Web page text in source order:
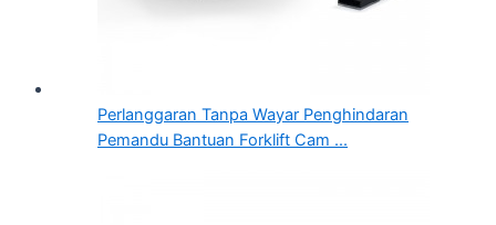
Perlanggaran Tanpa Wayar Penghindaran
Pemandu Bantuan Forklift Cam ...